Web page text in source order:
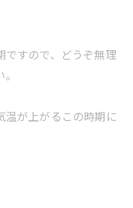
ですので、どうぞ無理
温が上がるこの時期に